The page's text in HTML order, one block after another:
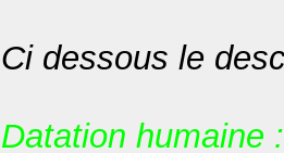
Ci dessous le
Datation humaine